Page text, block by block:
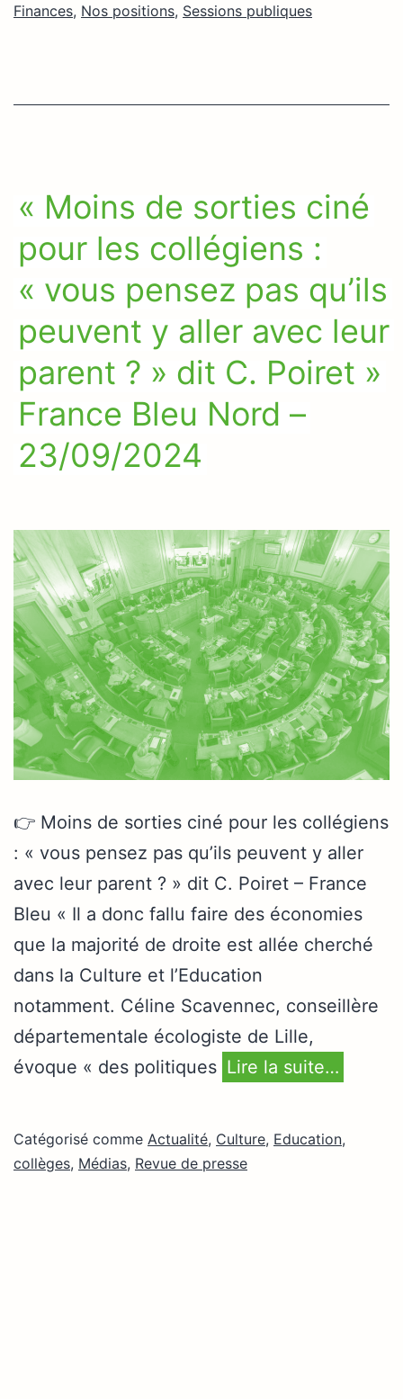
Finances, Nos positions, Sessions publiques
« Moins de sorties ciné
pour les collégiens :
« vous pensez pas qu’ils
peuvent y aller avec leur
parent ? » dit C. Poiret »
France Bleu Nord –
23/09/2024
👉 Moins de sorties ciné pour les collégiens
: « vous pensez pas qu’ils peuvent y aller
avec leur parent ? » dit C. Poiret – France
Bleu « Il a donc fallu faire des économies
que la majorité de droite est allée cherché
dans la Culture et l’Education
notamment. Céline Scavennec, conseillère
départementale écologiste de Lille,
évoque « des politiques Lire la suite…
Catégorisé comme Actualité, Culture, Education,
collèges, Médias, Revue de presse